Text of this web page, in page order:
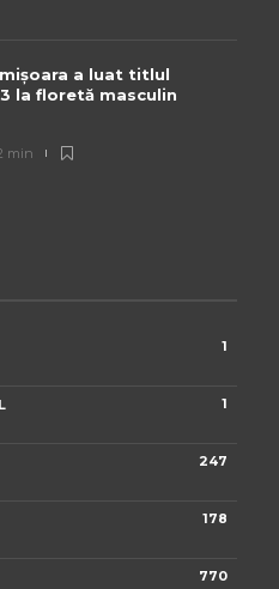
a luat titlul
la floretă masculin
min
1
1
247
178
770